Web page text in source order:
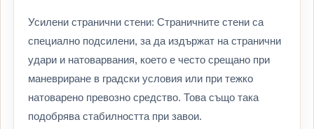
Усилени странични стени: Страничните стени са
специално подсилени, за да издържат на странични
удари и натоварвания, което е често срещано при
маневриране в градски условия или при тежко
натоварено превозно средство. Това също така
подобрява стабилността при завои.